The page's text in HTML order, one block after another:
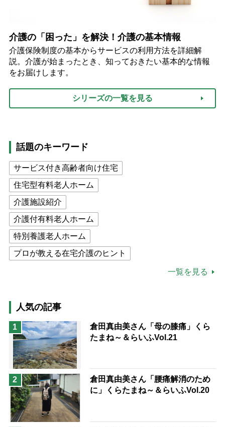
介護の「困った」を解決！介護の基本情報
介護保険制度の基本からサービスの利用方法を詳細解
説。介護が始まったとき、知っておきたい基本的な情報
をお届けします。
シリーズの一覧を見る
話題のキーワード
サービス付き高齢者向け住宅
住宅型有料老人ホーム
介護施設紹介
介護付有料老人ホーム
特別養護老人ホーム
プロが教える在宅介護のヒント
猫が母になつきません
息子の遠距離介護サバイバル術
兄がボケました
便利なサービス
予防法
一覧を見る
人気の記事
1
倉田真由美さん「母の膝痛」くら
たまね～＆らいふVol.21
2
倉田真由美さん「腰痛解消のため
に」くらたまね～＆らいふVol.20